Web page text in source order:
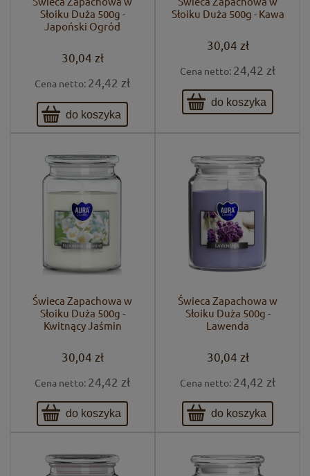
Słoiku Duża 500g -
Japoński Ogród
30,04 zł
Cena netto: 24,42 zł
do koszyka
Słoiku Duża 500g - Kawa
30,04 zł
Cena netto: 24,42 zł
do koszyka
Świeca Zapachowa w
Słoiku Duża 500g -
Kwitnący Jaśmin
30,04 zł
Cena netto: 24,42 zł
do koszyka
Świeca Zapachowa w
Słoiku Duża 500g -
Lawenda
30,04 zł
Cena netto: 24,42 zł
do koszyka